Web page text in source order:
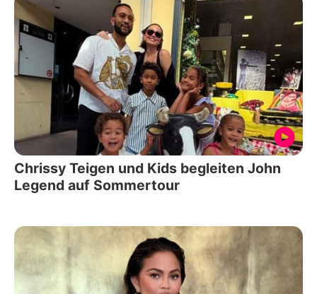
Chrissy Teigen und Kids begleiten John
Legend auf Sommertour